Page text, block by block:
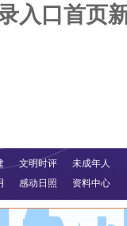
入口首页
文明时评
未成年人
感动日照 资料中心